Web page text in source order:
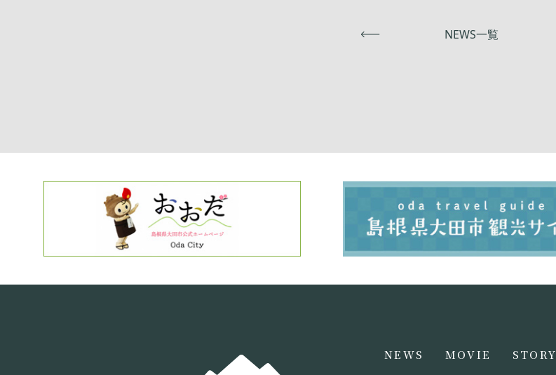
NEWS一覧
NEWS MOVIE STORY